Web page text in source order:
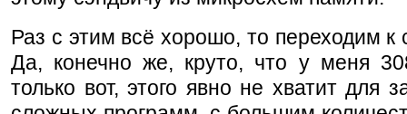
Раз с этим всё хорошо, то переходим
Да, конечно же, круто, что у меня
только вот, этого явно не хватит для